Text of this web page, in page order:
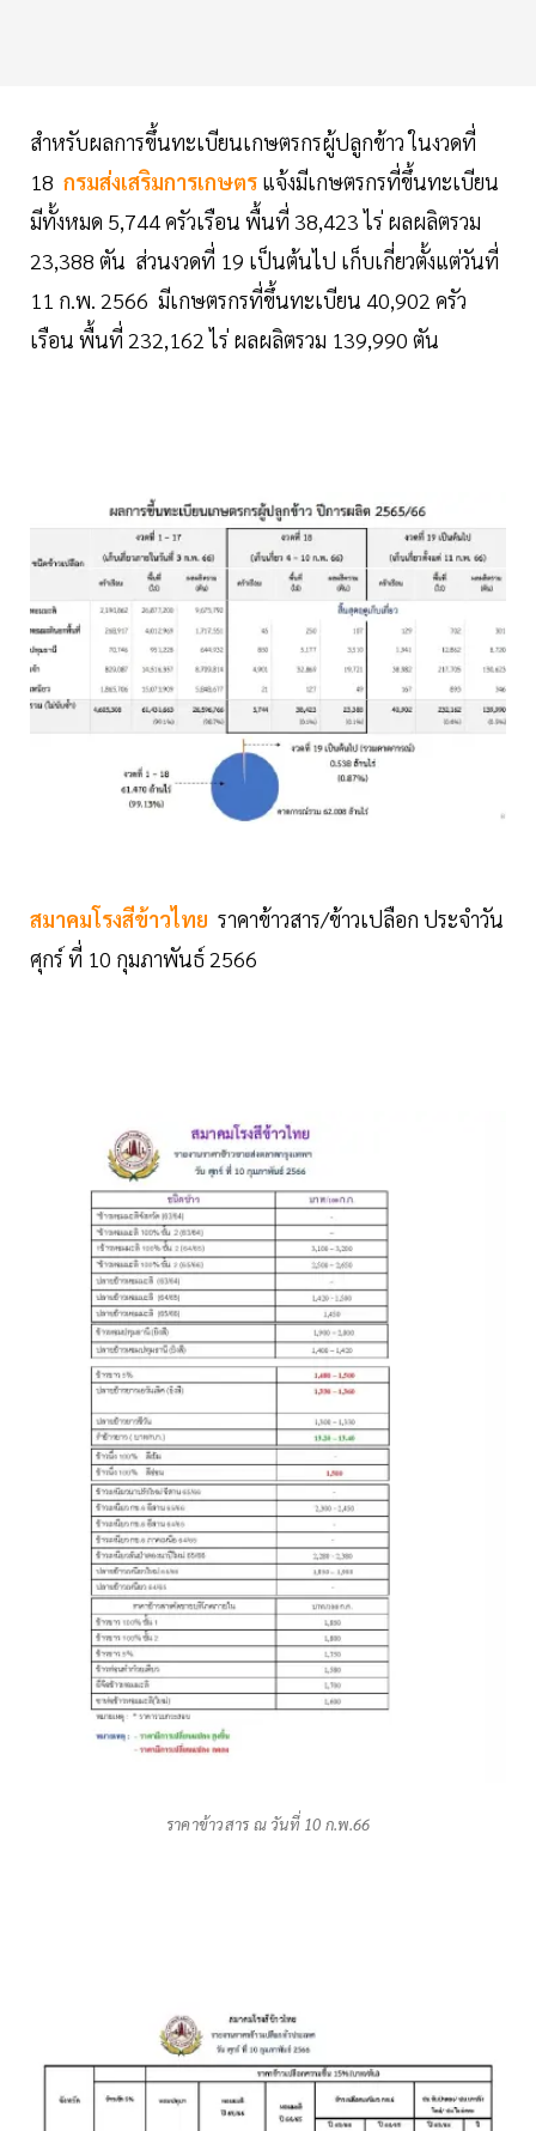
สำหรับผลการขึ้นทะเบียนเกษตรกรผู้ปลูกข้าว ในงวดที่
18 กรมส่งเสริมการเกษตร แจ้งมีเกษตรกรที่ขึ้นทะเบียน
มีทั้งหมด 5,744 ครัวเรือน พื้นที่ 38,423 ไร่ ผลผลิตรวม
23,388 ตัน ส่วนงวดที่ 19 เป็นต้นไป เก็บเกี่ยวตั้งแต่วันที่
11 ก.พ. 2566 มีเกษตรกรที่ขึ้นทะเบียน 40,902 ครัว
เรือน พื้นที่ 232,162 ไร่ ผลผลิตรวม 139,990 ตัน
สมาคมโรงสีข้าวไทย ราคาข้าวสาร/ข้าวเปลือก ประจำวัน
ศุกร์ ที่ 10 กุมภาพันธ์ 2566
ราคาข้าวสาร ณ วันที่ 10 ก.พ.66